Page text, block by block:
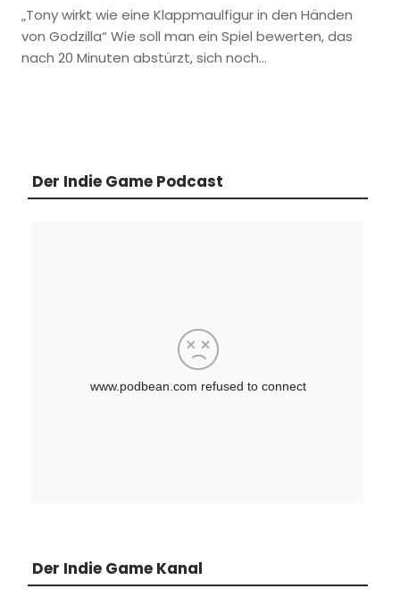
„Tony wirkt wie eine Klappmaulfigur in den Händen
von Godzilla“ Wie soll man ein Spiel bewerten, das
nach 20 Minuten abstürzt, sich noch…
Der Indie Game Podcast
Der Indie Game Kanal